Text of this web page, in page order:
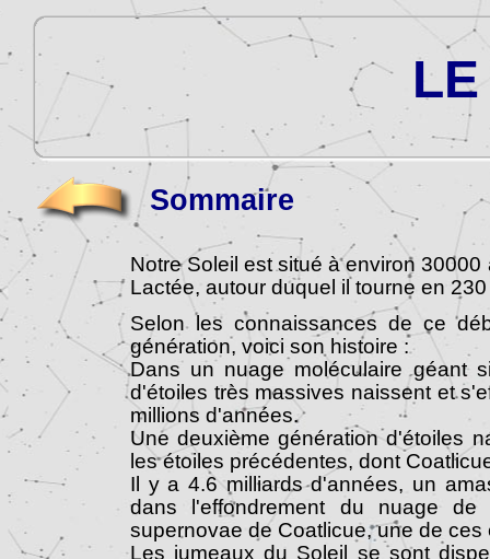
Sommaire
Notre Soleil est situé à environ
Lactée, autour duquel il tourne en
Selon les connaissances de ce
génération, voici son histoire :
Dans un nuage moléculaire géant
d'étoiles très massives naissent et
millions d'années.
Une deuxième génération d'étoiles
les étoiles précédentes, dont
Il y a 4.6 milliards d'années, un
dans l'effondrement du nuage
supernovae de Coatlicue, une de
Les jumeaux du Soleil se sont